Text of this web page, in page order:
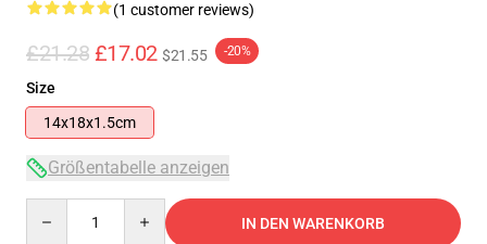
(1 customer reviews)
£21.28 £17.02 $21.55 -20%
Size
14x18x1.5cm
Größentabelle anzeigen
IN DEN WARENKORB